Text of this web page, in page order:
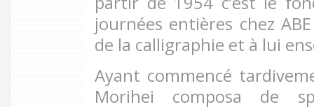
journées entières chez
de la calligraphie et à lui
Ayant commencé
Morihei composa de